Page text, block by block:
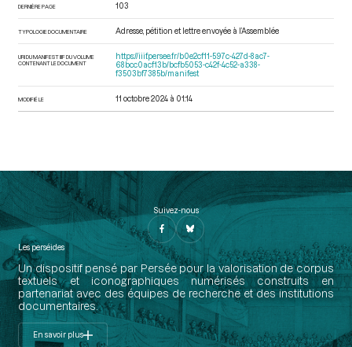
DERNIÈRE PAGE 103
TYPOLOGIE DOCUMENTAIRE Adresse, pétition et lettre envoyée à l’Assemblée
URI DU MANIFEST IIIF DU VOLUME
CONTENANT LE DOCUMENT
https://iiif.persee.fr/b0e2cf11-597c-427d-8ac7-
68bcc0acf13b/bcfb5053-c42f-4c52-a338-
f3503bf7385b/manifest
MODIFIÉ LE 11 octobre 2024 à 01:14
Suivez-nous
Les perséides
Un dispositif pensé par Persée pour la valorisation de corpus
textuels et iconographiques numérisés construits en
partenariat avec des équipes de recherche et des institutions
documentaires.
En savoir plus